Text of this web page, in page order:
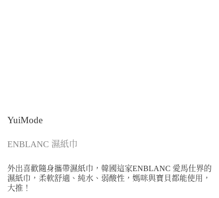
YuiMode
ENBLANC 濕紙巾
外出喜歡隨身攜帶濕紙巾，韓國這家ENBLANC 愛馬仕界的
濕紙巾，柔軟舒適、純水、弱酸性，媽咪與寶貝都能使用，
大推！